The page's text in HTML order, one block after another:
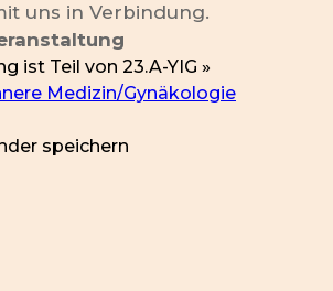
uns in Verbindung.
ist Teil von 23.A-YIG »
Medizin/Gynäkologie
speichern